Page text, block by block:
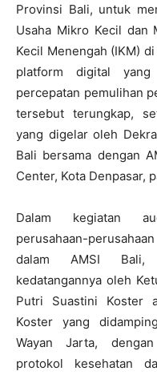
Provinsi Bali, untuk
Usaha Mikro Kecil dan
Kecil Menengah (IKM)
platform digital yang
percepatan pemulihan
tersebut terungkap,
yang digelar oleh
Bali bersama dengan
Center, Kota Denpasar,
Dalam kegiatan
perusahaan-
dalam AMSI Bali,
kedatangannya oleh
Putri Suastini Koster
Koster yang
Wayan Jarta,
protokol kesehatan